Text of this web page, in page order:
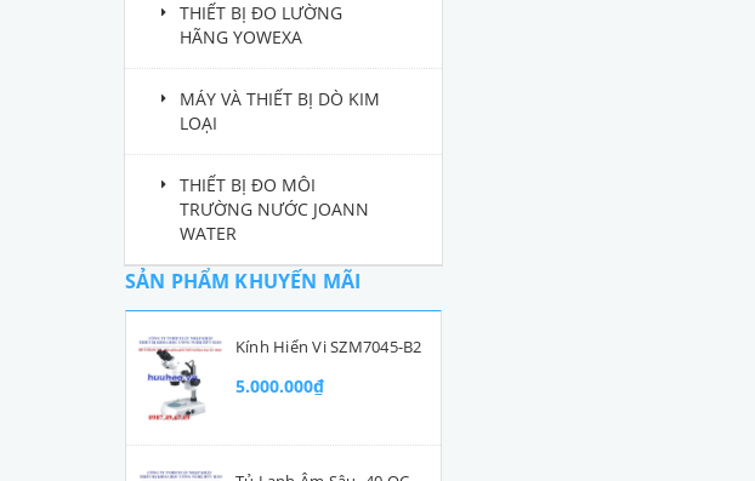
THIẾT BỊ ĐO LƯỜNG
HÃNG YOWEXA
MÁY VÀ THIẾT BỊ DÒ KIM
LOẠI
THIẾT BỊ ĐO MÔI
TRƯỜNG NƯỚC JOANN
WATER
SẢN PHẨM KHUYẾN MÃI
Kính Hiển Vi SZM7045-B2
5.000.000₫